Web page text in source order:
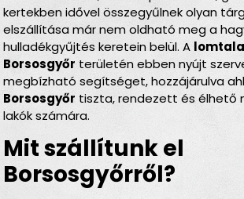
kertekben idővel összegyűlnek olyan
elszállítása már nem oldható meg a
hulladékgyűjtés keretein belül. A
Borsosgyőr területén ebben nyújt
megbízható segítséget, hozzájárulva
Borsosgyőr tiszta, rendezett és élhető
lakók számára.
Mit szállítunk el
Borsosgyőrről?